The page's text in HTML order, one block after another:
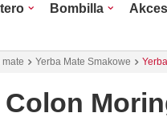
Bombilla
mate Yerba Mate Smakowe
Colon